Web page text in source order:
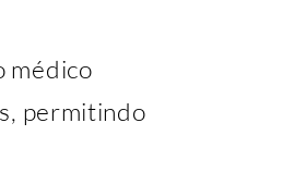
médico
permitindo